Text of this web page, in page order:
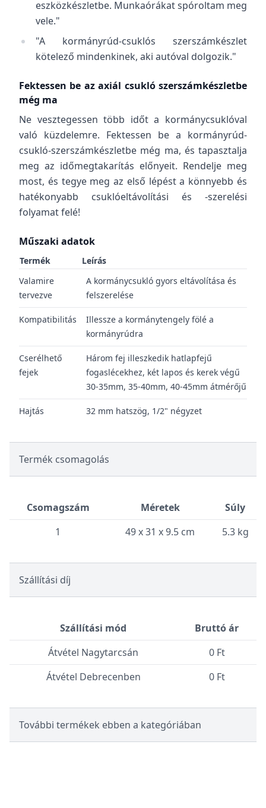
eszközkészletbe. Munkaórákat spóroltam meg
vele."
"A kormányrúd-csuklós szerszámkészlet
kötelező mindenkinek, aki autóval dolgozik."
Fektessen be az axiál csukló szerszámkészletbe
még ma
Ne vesztegessen több időt a kormánycsuklóval
való küzdelemre. Fektessen be a kormányrúd-
csukló-szerszámkészletbe még ma, és tapasztalja
meg az időmegtakarítás előnyeit. Rendelje meg
most, és tegye meg az első lépést a könnyebb és
hatékonyabb csuklóeltávolítási és -szerelési
folyamat felé!
Műszaki adatok
Termék
Leírás
Valamire
tervezve
A kormánycsukló gyors eltávolítása és
felszerelése
Kompatibilitás
Illessze a kormánytengely fölé a
kormányrúdra
Cserélhető
fejek
Három fej illeszkedik hatlapfejű
fogaslécekhez, két lapos és kerek végű
30-35mm, 35-40mm, 40-45mm átmérőjű
Hajtás 32 mm hatszög, 1/2" négyzet
Termék csomagolás
Csomagszám Méretek
Súly
1
49 x 31 x 9.5 cm 5.3 kg
Szállítási díj
Szállítási mód
Bruttó ár
Átvétel Nagytarcsán
0 Ft
Átvétel Debrecenben
0 Ft
További termékek ebben a kategóriában